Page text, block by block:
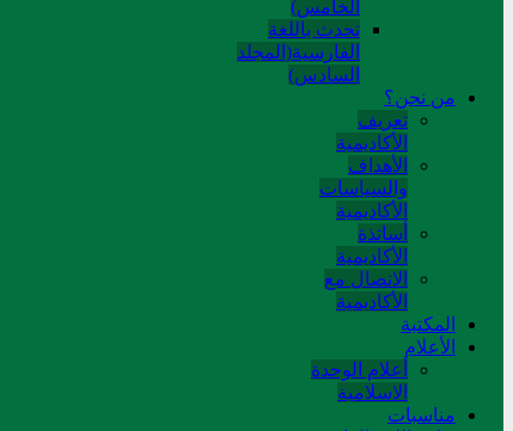
الخامس)
تحدث باللغة
الفارسية(المجلد
السادس)
من نحن؟
تعريف
الأكاديمية
الأهداف
والسياسات
الأكاديمية
أساتذة
الأكاديمية
الاتصال مع
الأكاديمية
المکتبة
الأعلام
أعلام الوحدة
الاسلامية
مناسبات